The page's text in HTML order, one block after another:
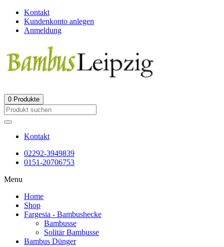
Kontakt
Kundenkonto anlegen
Anmeldung
0 Produkte
Kontakt
02292-3949839
0151-20706753
Menu
Home
Shop
Fargesia - Bambushecke
Bambusse
Solitär Bambusse
Bambus Dünger